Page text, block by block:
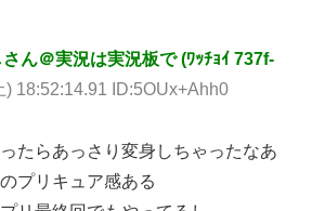
ん＠実況は実況板で (ﾜｯﾁｮｲ 737f-
) 18:52:14.91 ID:5OUx+Ahh0
たらあっさり変身しちゃったなあ
プリキュア感ある